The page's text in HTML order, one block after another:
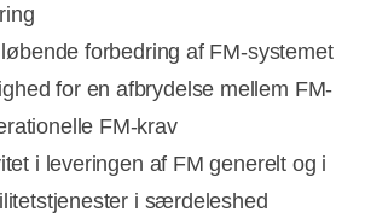
forbedring af FM-systemet
for en afbrydelse mellem FM-
FM-krav
i leveringen af FM generelt og i
i særdeleshed